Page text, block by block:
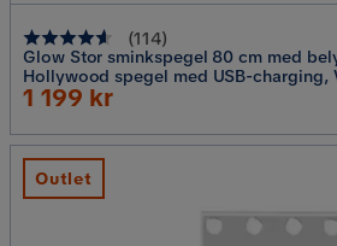
(114)
Glow Stor sminkspegel 80 cm med
Hollywood spegel med USB-charging,
Rabatterat
1 199 kr
Outlet